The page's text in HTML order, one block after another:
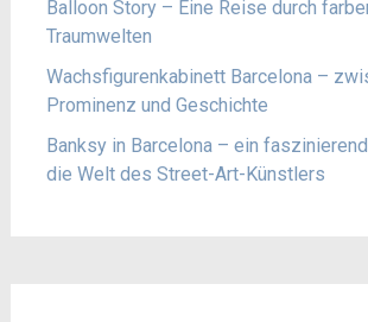
Balloon Story – Eine Reise durch
Traumwelten
Wachsfigurenkabinett Barcelona –
Prominenz und Geschichte
Banksy in Barcelona – ein
die Welt des Street-Art-Künstlers